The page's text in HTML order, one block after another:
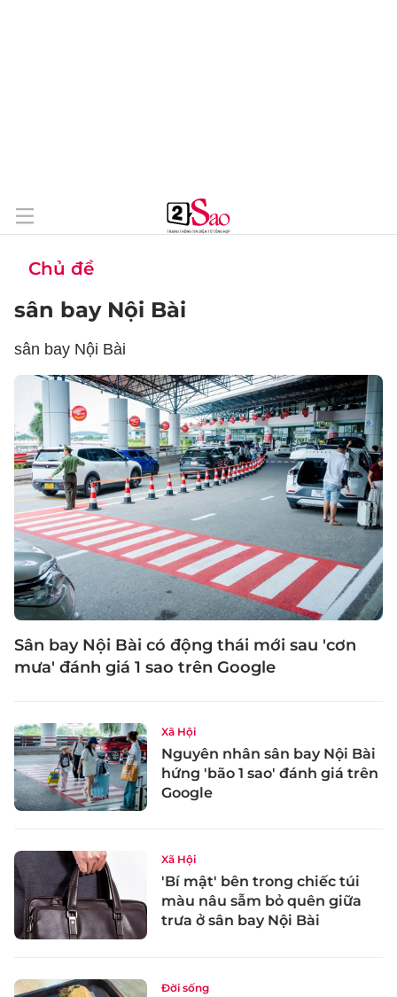
Chủ đề
sân bay Nội Bài
sân bay Nội Bài
Sân bay Nội Bài có động thái mới sau 'cơn
mưa' đánh giá 1 sao trên Google
Xã Hội
Nguyên nhân sân bay Nội Bài
hứng 'bão 1 sao' đánh giá trên
Google
Xã Hội
'Bí mật' bên trong chiếc túi
màu nâu sẫm bỏ quên giữa
trưa ở sân bay Nội Bài
Đời sống